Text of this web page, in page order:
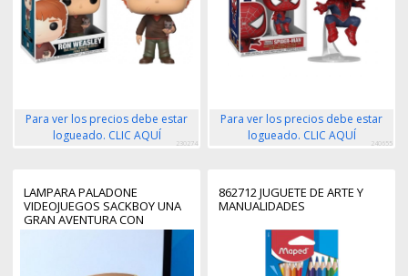
Para ver los precios debe estar
logueado. CLIC AQUÍ
230274
Para ver los precios debe estar
logueado. CLIC AQUÍ
240655
LAMPARA PALADONE
VIDEOJUEGOS SACKBOY UNA
GRAN AVENTURA CON
SONIDO
862712 JUGUETE DE ARTE Y
MANUALIDADES